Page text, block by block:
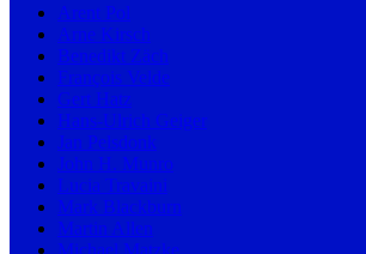
Arent Pol
Arne Kirsch
Benedikt Zäch
François Velde
Gert Hatz
Hans-Ulrich Geiger
Jan Pelsdonk
John H. Munro
Lucia Travaini
Mark Blackburn
Martin Allen
Michael Matzke